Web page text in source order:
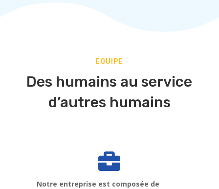
EQUIPE
Des humains au service
d’autres humains

Notre entreprise est composée de